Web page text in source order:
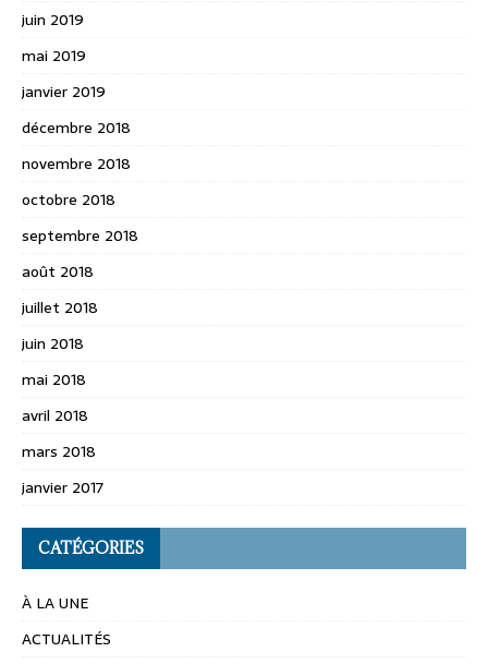
juin 2019
mai 2019
janvier 2019
décembre 2018
novembre 2018
octobre 2018
septembre 2018
août 2018
juillet 2018
juin 2018
mai 2018
avril 2018
mars 2018
janvier 2017
CATÉGORIES
À LA UNE
ACTUALITÉS